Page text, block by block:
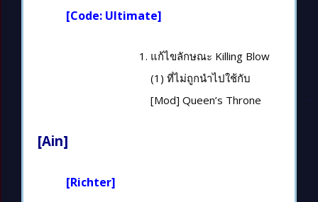
[Code: Ultimate]
แก้ไขลักษณะ Killing Blow
(1) ที่ไม่ถูกนำไปใช้กับ
[Mod] Queen’s Throne
[Ain]
[Richter]